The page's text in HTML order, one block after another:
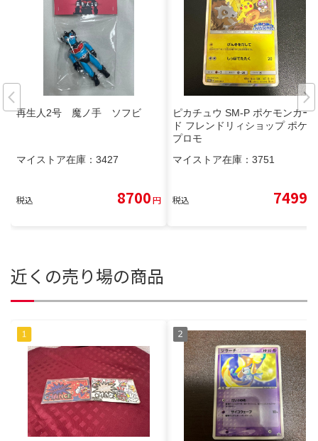
再生人2号 魔ノ手 ソフビ
マイストア在庫： 3427
税込 8700円
ピカチュウ SM-P ポケモンカー
ド フレンドリィショップ ポケカ
プロモ
マイストア在庫： 3751
税込 7499
近くの売り場の商品